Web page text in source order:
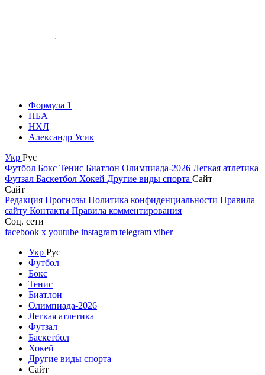
Формула 1
НБА
НХЛ
Александр Усик
Укр Рус
Футбол Бокс Тенис Биатлон Олимпиада-2026 Легкая атлетика
Футзал Баскетбол Хокей Другие виды спорта Сайт
Сайт
Редакция Прогнозы Политика конфиденциальности Правила
сайту Контакты Правила комментирования
Соц. сети
facebook x youtube instagram telegram viber
Укр Рус
Футбол
Бокс
Тенис
Биатлон
Олимпиада-2026
Легкая атлетика
Футзал
Баскетбол
Хокей
Другие виды спорта
Сайт